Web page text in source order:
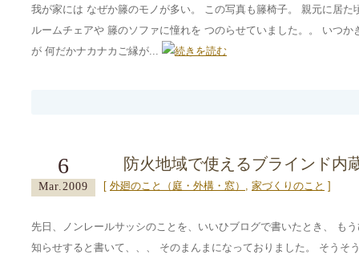
我が家には なぜか籐のモノが多い。 この写真も籐椅子。 親元に居た
ルームチェアや 籐のソファに憧れを つのらせていました。。 いつ
が 何だかナカナカご縁が...
防火地域で使えるブラインド内
6
Mar.2009 [ 外廻のこと（庭・外構・窓） , 家づくりのこと ]
先日、ノンレールサッシのことを、いいひブログで書いたとき、 も
知らせすると書いて、、、 そのまんまになっておりました。 そうそ